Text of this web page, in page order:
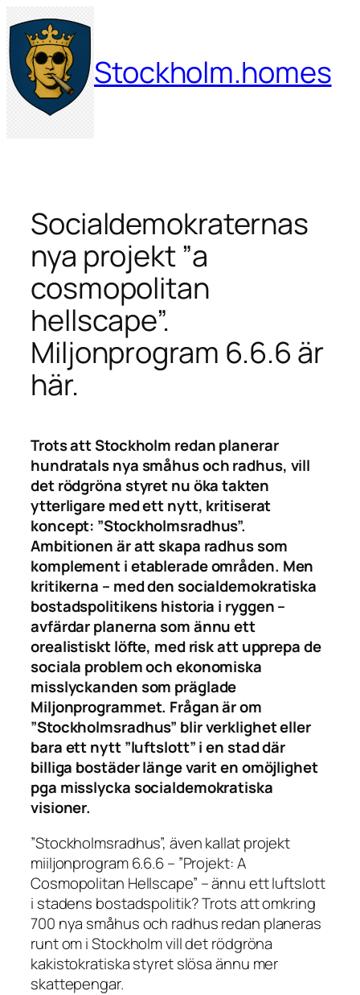
Hoppa
till
innehåll
Stockholm.homes
Socialdemokraternas
nya projekt ”a
cosmopolitan
hellscape”.
Miljonprogram 6.6.6 är
här.
Trots att Stockholm redan planerar
hundratals nya småhus och radhus, vill
det rödgröna styret nu öka takten
ytterligare med ett nytt, kritiserat
koncept: ”Stockholmsradhus”.
Ambitionen är att skapa radhus som
komplement i etablerade områden. Men
kritikerna – med den socialdemokratiska
bostadspolitikens historia i ryggen –
avfärdar planerna som ännu ett
orealistiskt löfte, med risk att upprepa de
sociala problem och ekonomiska
misslyckanden som präglade
Miljonprogrammet. Frågan är om
”Stockholmsradhus” blir verklighet eller
bara ett nytt ”luftslott” i en stad där
billiga bostäder länge varit en omöjlighet
pga misslycka socialdemokratiska
visioner.
”Stockholmsradhus”, även kallat projekt
miiljonprogram 6.6.6 – ”Projekt: A
Cosmopolitan Hellscape” – ännu ett luftslott
i stadens bostadspolitik? Trots att omkring
700 nya småhus och radhus redan planeras
runt om i Stockholm vill det rödgröna
kakistokratiska styret slösa ännu mer
skattepengar.